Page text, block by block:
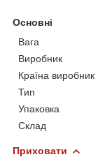
Основні
Вага
Виробник
Країна виробник
Тип
Упаковка
Склад
Приховати